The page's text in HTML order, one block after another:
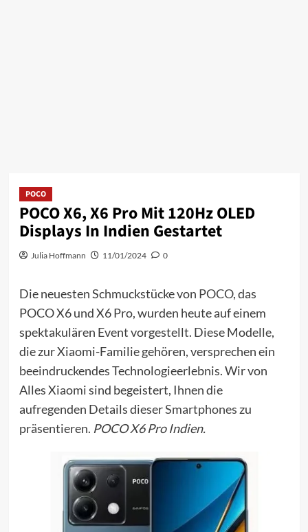
POCO
POCO X6, X6 Pro Mit 120Hz OLED
Displays In Indien Gestartet
Julia Hoffmann 11/01/2024 0
Die neuesten Schmuckstücke von POCO, das
POCO X6 und X6 Pro, wurden heute auf einem
spektakulären Event vorgestellt. Diese Modelle,
die zur Xiaomi-Familie gehören, versprechen ein
beeindruckendes Technologieerlebnis. Wir von
Alles Xiaomi sind begeistert, Ihnen die
aufregenden Details dieserSmartphones zu
präsentieren. POCO X6 Pro Indien.